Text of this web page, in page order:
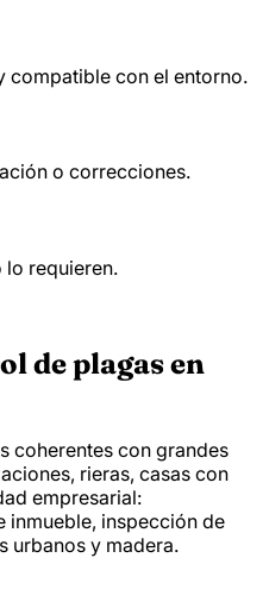
compatible con el entorno.
o correcciones.
lo requieren.
de plagas en
coherentes con grandes
rieras, casas con
empresarial:
inspección de
urbanos y madera.